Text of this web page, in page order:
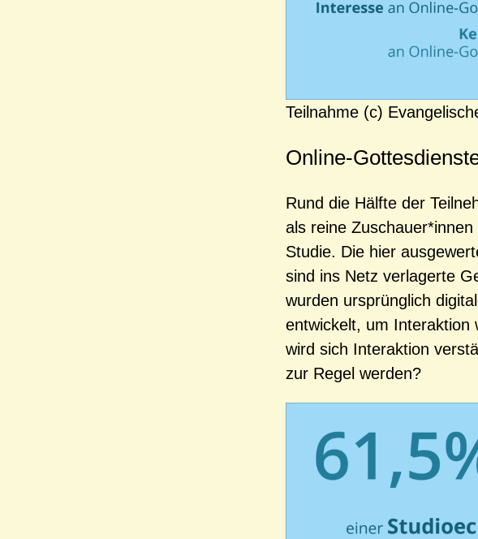
Teilnahme (c)
Online-
Rund die Hälfte der
als reine
Studie. Die hier
sind ins Netz verlagerte
wurden ursprünglich
entwickelt, um Interaktion
wird sich Interaktion
zur Regel werden?